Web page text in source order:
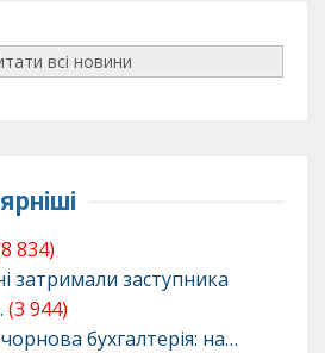
всі новини
834)
затримали заступника
(3 944)
бухгалтерія: на…